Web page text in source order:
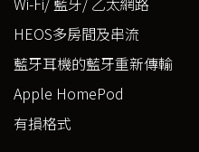
HEOS多房間及串流
藍牙耳機的藍牙重新傳輸
Apple HomePod
有損格式